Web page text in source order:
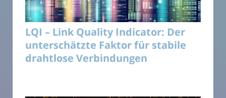
LQI – Link Quality Indicator: Der
unterschätzte Faktor für stabile
drahtlose Verbindungen